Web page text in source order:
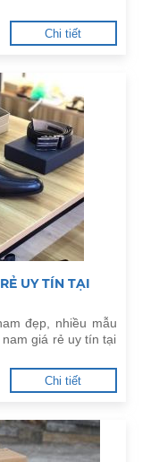
Chi tiết
UY TÍN TẠI
đẹp, nhiều mẫu
giá rẻ uy tín tại
Chi tiết